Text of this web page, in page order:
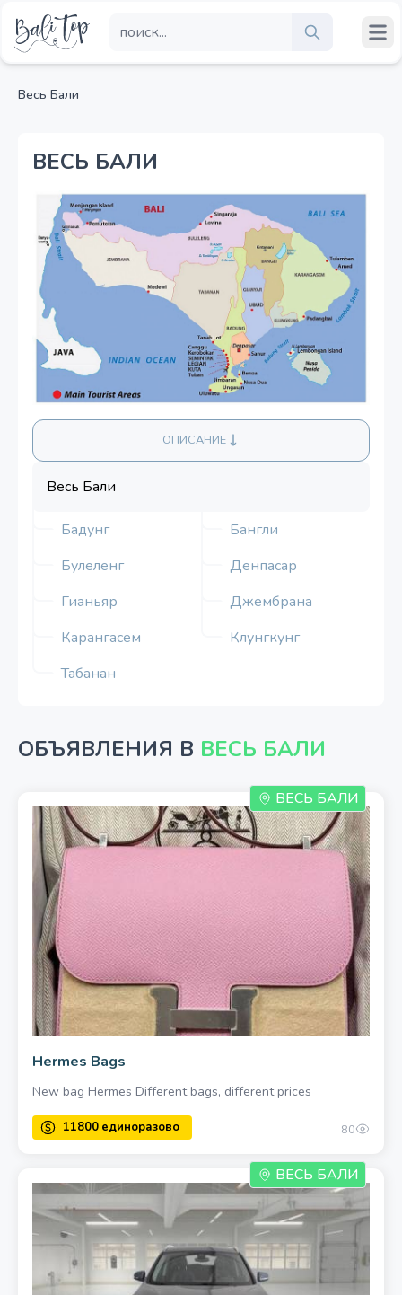
Весь Бали
ВЕСЬ БАЛИ
ОПИСАНИЕ
Весь Бали
Бадунг
Бангли
Булеленг
Денпасар
Гианьяр
Джембрана
Карангасем
Клунгкунг
Табанан
ОБЪЯВЛЕНИЯ В ВЕСЬ БАЛИ
ВЕСЬ БАЛИ
Hermes Bags
New bag Hermes Different bags, different prices
80
ВЕСЬ БАЛИ